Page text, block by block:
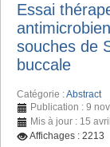
Essai
souches de
buccale
Catégorie :Abstract
Publication : 9
Mis à jour : 15
Affichages : 2213